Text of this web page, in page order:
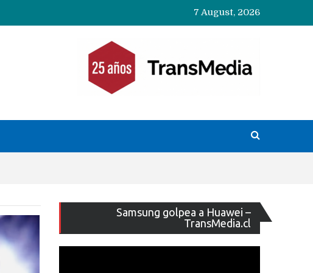
7 August, 2026
Samsung golpea a Huawei –
TransMedia.cl
de
vídeo